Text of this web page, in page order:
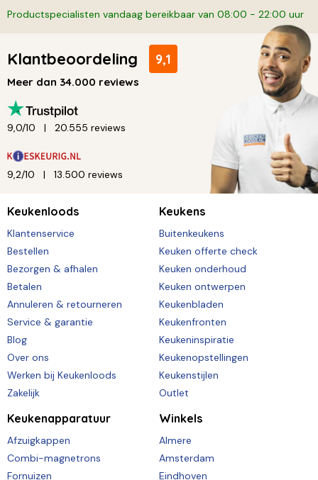
Productspecialisten vandaag bereikbaar van 08:00 - 22:00 uur
Klantbeoordeling 9,1
Meer dan 34.000 reviews
9,0/10 20.555 reviews
9,2/10 13.500 reviews
Keukenloods
Klantenservice
Bestellen
Bezorgen & afhalen
Betalen
Annuleren & retourneren
Service & garantie
Blog
Over ons
Werken bij Keukenloods
Zakelijk
Keukens
Buitenkeukens
Keuken offerte check
Keuken onderhoud
Keuken ontwerpen
Keukenbladen
Keukenfronten
Keukeninspiratie
Keukenopstellingen
Keukenstijlen
Outlet
Keukenapparatuur
Afzuigkappen
Combi-magnetrons
Fornuizen
Winkels
Almere
Amsterdam
Eindhoven